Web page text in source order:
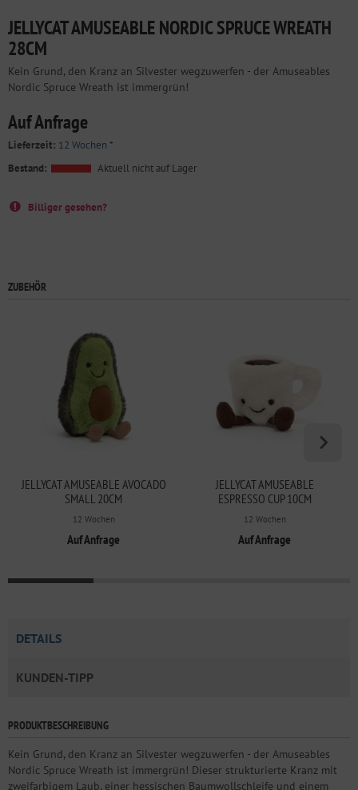
JELLYCAT AMUSEABLE NORDIC SPRUCE WREATH
28CM
Kein Grund, den Kranz an Silvester wegzuwerfen - der Amuseables
Nordic Spruce Wreath ist immergrün!
Auf Anfrage
Lieferzeit: 12 Wochen *
Bestand:
Aktuell nicht auf Lager
Billiger gesehen?
ZUBEHÖR
JELLYCAT AMUSEABLE AVOCADO
SMALL 20CM
12 Wochen
Auf Anfrage
JELLYCAT AMUSEABLE
ESPRESSO CUP 10CM
12 Wochen
Auf Anfrage
DETAILS
KUNDEN-TIPP
PRODUKTBESCHREIBUNG
Kein Grund, den Kranz an Silvester wegzuwerfen - der Amuseables
Nordic Spruce Wreath ist immergrün! Dieser strukturierte Kranz mit
zweifarbigem Laub, einer hessischen Baumwollschleife und einem